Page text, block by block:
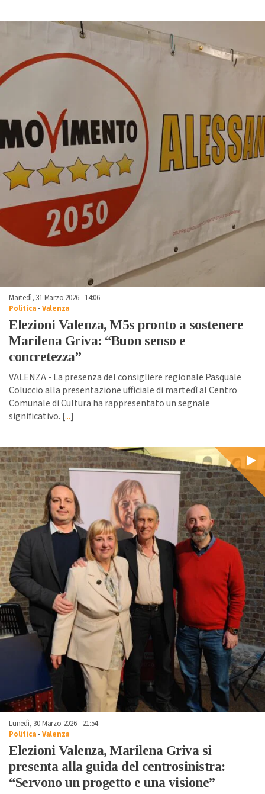
Martedì, 31 Marzo 2026 - 14:06
Politica-Valenza
Elezioni Valenza, M5s pronto a sostenere
Marilena Griva: “Buon senso e
concretezza”
VALENZA - La presenza del consigliere regionale Pasquale
Coluccio alla presentazione ufficiale di martedì al Centro
Comunale di Cultura ha rappresentato un segnale
significativo. [...]
Lunedì, 30 Marzo 2026 - 21:54
Politica-Valenza
Elezioni Valenza, Marilena Griva si
presenta alla guida del centrosinistra:
“Servono un progetto e una visione”